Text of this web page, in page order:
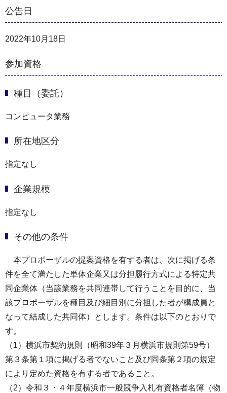
公告日
2022年10月18日
参加資格
種目（委託）
コンピュータ業務
所在地区分
指定なし
企業規模
指定なし
その他の条件
本プロポーザルの提案資格を有する者は、次に掲げる条
件を全て満たした単体企業又は分担履行方式による特定共
同企業体（当該業務を共同連帯して行うことを目的に、当
該プロポーザルを種目及び細目別に分担した者が構成員と
なって結成した共同体）とします。条件は以下のとおりで
す。
（1）横浜市契約規則（昭和39年３月横浜市規則第59号）
第３条第１項に掲げる者でないこと及び同条第２項の規定
により定めた資格を有する者であること。
（2）令和３・４年度横浜市一般競争入札有資格者名簿（物